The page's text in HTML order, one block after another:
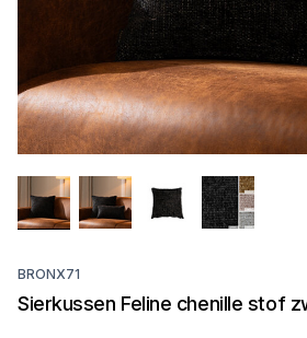
BRONX71
Sierkussen Feline chenille stof